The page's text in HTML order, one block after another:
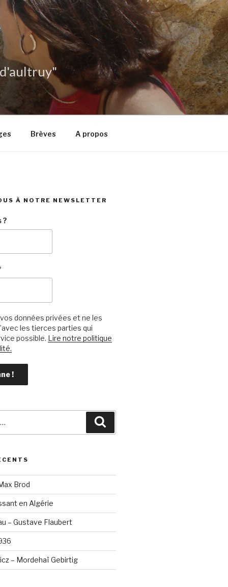
Brèves A propos
À NOTRE NEWSLETTER
?
données privées et ne les
les tierces parties qui
possible. Lire notre politique
Brod
en Algérie
– Gustave Flaubert
– Mordehaï Gebirtig